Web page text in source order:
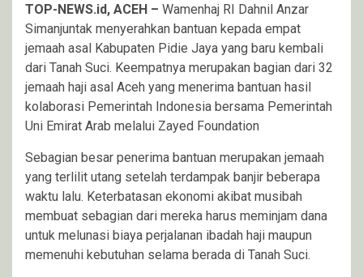
TOP-NEWS.id, ACEH – Wamenhaj RI Dahnil Anzar
Simanjuntak menyerahkan bantuan kepada empat
jemaah asal Kabupaten Pidie Jaya yang baru kembali
dari Tanah Suci. Keempatnya merupakan bagian dari 32
jemaah haji asal Aceh yang menerima bantuan hasil
kolaborasi Pemerintah Indonesia bersama Pemerintah
Uni Emirat Arab melalui Zayed Foundation
Sebagian besar penerima bantuan merupakan jemaah
yang terlilit utang setelah terdampak banjir beberapa
waktu lalu. Keterbatasan ekonomi akibat musibah
membuat sebagian dari mereka harus meminjam dana
untuk melunasi biaya perjalanan ibadah haji maupun
memenuhi kebutuhan selama berada di Tanah Suci.